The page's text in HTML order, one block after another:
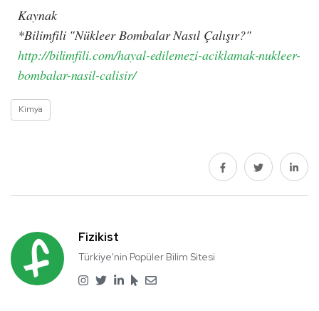
Kaynak
*Bilimfili "Nükleer Bombalar Nasıl Çalışır?"
http://bilimfili.com/hayal-edilemezi-aciklamak-nukleer-
bombalar-nasil-calisir/
Kimya
Fizikist
Türkiye'nin Popüler Bilim Sitesi